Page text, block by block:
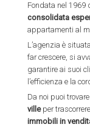
Fondata nel 1969
consolidata
appartamenti al
L’agenzia è
far crescere, si
garantire ai suoi
l’efficienza e la
Da noi puoi trovare
villeper
immobili in